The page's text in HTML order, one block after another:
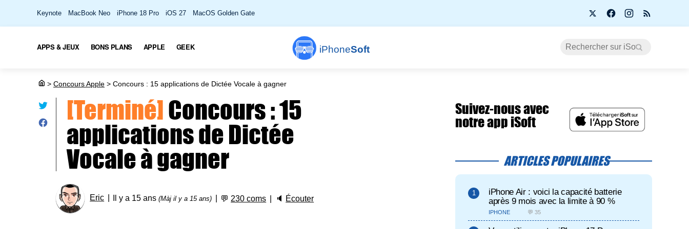
Keynote MacBook Neo iPhone 18 Pro iOS 27 MacOS Golden Gate
iPhoneSoft
APPS & JEUX BONS PLANS APPLE GEEK
> Concours Apple > Concours : 15 applications de Dictée Vocale à gagner
[Terminé]Concours : 15
applications de Dictée
Vocale à gagner
Eric Il y a 15 ans(Màj il y a 15 ans) 💬 230 coms 🔈 Écouter
Suivez-nous avec
notre app iSoft
ARTICLES POPULAIRES
iPhone Air : voici la capacité batterie
après 9 mois avec la limite à 90 %
IPHONE 💬 35